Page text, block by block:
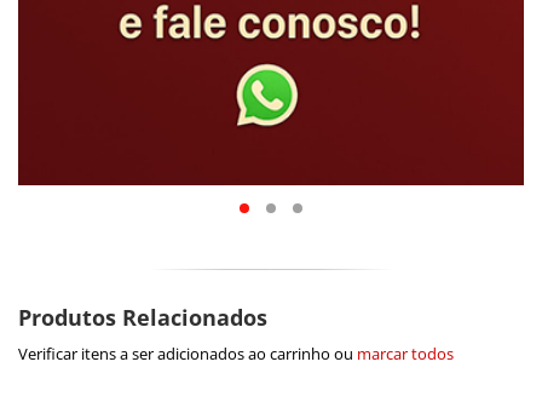
Produtos Relacionados
Verificar itens a ser adicionados ao carrinho ou marcar todos